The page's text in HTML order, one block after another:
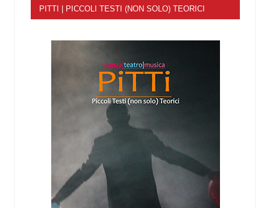
PITTI | PICCOLI TESTI (NON SOLO) TEORICI